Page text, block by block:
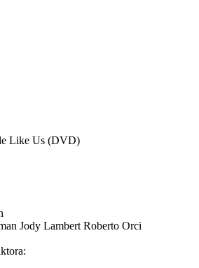
Like Us (DVD)
Jody Lambert Roberto Orci